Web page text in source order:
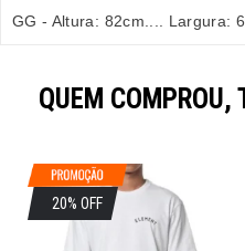
GG - Altura: 82cm.... Largura:
QUEM COMPROU,
20% OFF